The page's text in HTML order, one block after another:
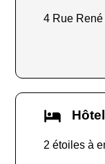
4 Rue
2 étoiles à